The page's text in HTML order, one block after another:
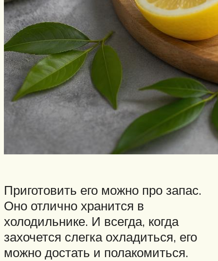
Приготовить его можно про запас.
Оно отлично хранится в
холодильнике. И всегда, когда
захочется слегка охладиться, его
можно достать и полакомиться.